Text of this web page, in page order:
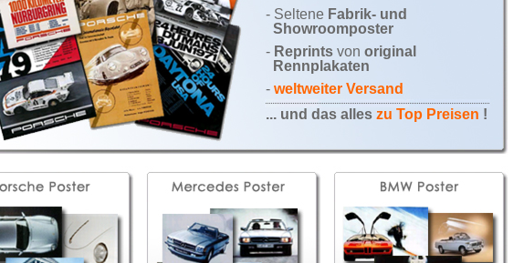
- Seltene Fabrik- und
Showroomposter
- Reprints von original
Rennplakaten
- weltweiter Versand
... und das alles zu Top Preisen !